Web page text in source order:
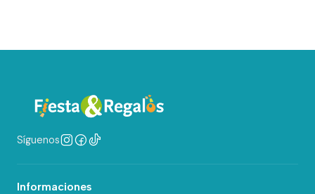
Síguenos
Informaciones